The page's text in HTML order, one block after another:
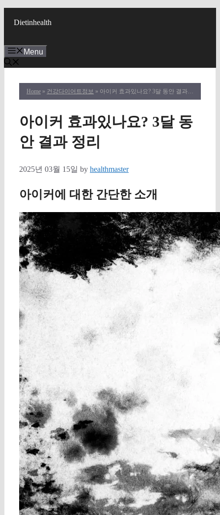
Dietinhealth
Menu
Home » 건강다이어트정보 » 아이커 효과있나요? 3달 동안 결과 정리
아이커 효과있나요? 3달 동
안 결과 정리
2025년 03월 15일 by healthmaster
아이커에 대한 간단한 소개